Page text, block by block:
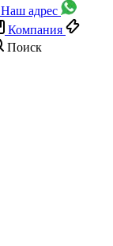
Наш адрес
Компания
Поиск